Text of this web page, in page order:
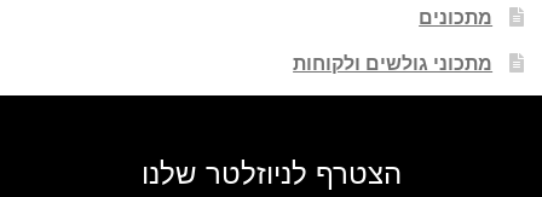
מתכונים
מתכוני גולשים ולקוחות
הצטרף לניוזלטר שלנו